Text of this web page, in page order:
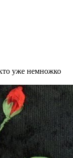
уже немножко